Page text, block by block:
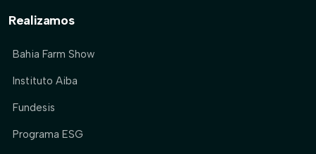
Realizamos
Bahia Farm Show
Instituto Aiba
Fundesis
Programa ESG